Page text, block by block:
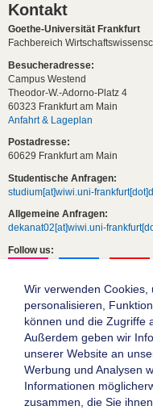
Kontakt
Goethe-Universität Frankfurt
Fachbereich
Besucheradresse:
Campus Westend
Theodor-W.-Adorno-Platz 4
60323 Frankfurt am Main
Anfahrt & Lageplan
Postadresse:
60629 Frankfurt am Main
Studentische Anfragen:
studium[at]wiwi.uni-
Allgemeine Anfragen:
dekanat02[at]wiwi.uni-
Follow us:
Wir verwenden Cookies,
personalisieren,
können und die Zugriffe
Außerdem geben wir
unserer Website an
Werbung und Analysen
Informationen
zusammen, die Sie